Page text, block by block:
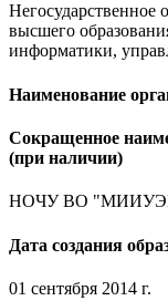
Негосударственное
высшего
информатики,
Наименование
Сокращенное
(при наличии)
НОЧУ ВО
Дата создания
01 сентября 2014 г.